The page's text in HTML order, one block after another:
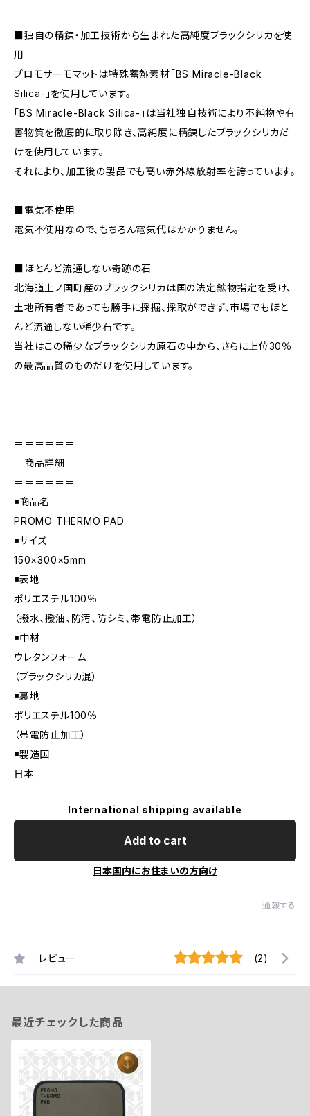
■独自の精錬・加工技術から生まれた高純度ブラックシリカを使
用
プロモサーモマットは特殊蓄熱素材「BS Miracle-Black
Silica-」を使用しています。
「BS Miracle-Black Silica-」は当社独自技術により不純物や有
害物質を徹底的に取り除き、高純度に精錬したブラックシリカだ
けを使用しています。
それにより、加工後の製品でも高い赤外線放射率を誇っています。
■電気不使用
電気不使用なので、もちろん電気代はかかりません。
■ほとんど流通しない奇跡の石
北海道上ノ国町産のブラックシリカは国の法定鉱物指定を受け、
土地所有者であっても勝手に採掘、採取ができず、市場でもほと
んど流通しない稀少石です。
当社はこの稀少なブラックシリカ原石の中から、さらに上位30％
の最高品質のものだけを使用しています。
＝＝＝＝＝＝
商品詳細
＝＝＝＝＝＝
◾️商品名
PROMO THERMO PAD
◾️サイズ
150×300×5mm
◾️表地
ポリエステル100％
（撥水、撥油、防汚、防シミ、帯電防止加工）
◾️中材
ウレタンフォーム
（ブラックシリカ混）
◾️裏地
ポリエステル100％
（帯電防止加工）
◾️製造国
日本
International shipping available
Add to cart
日本国内にお住まいの方向け
通報する
レビュー (2)
最近チェックした商品